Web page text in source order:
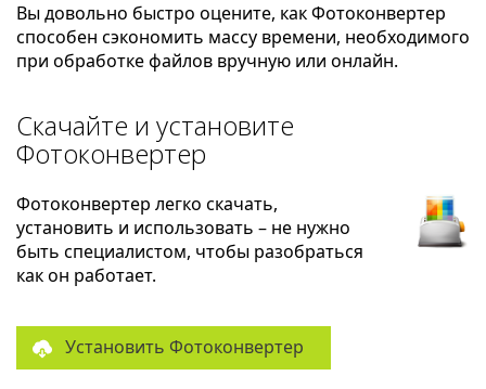
Вы довольно быстро оцените, как Фотоконвертер
способен сэкономить массу времени, необходимого
при обработке файлов вручную или онлайн.
Скачайте и установите
Фотоконвертер
Фотоконвертер легко скачать,
установить и использовать – не нужно
быть специалистом, чтобы разобраться
как он работает.
Установить Фотоконвертер